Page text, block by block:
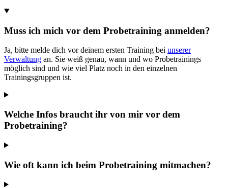
Muss ich mich vor dem Probetraining anmelden?
Ja, bitte melde dich vor deinem ersten Training bei unserer
Verwaltung an. Sie weiß genau, wann und wo Probetrainings
möglich sind und wie viel Platz noch in den einzelnen
Trainingsgruppen ist.
Welche Infos braucht ihr von mir vor dem
Probetraining?
Wie oft kann ich beim Probetraining mitmachen?